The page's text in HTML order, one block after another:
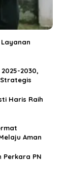
2030,
Haris Raih
Aman
Perkara PN